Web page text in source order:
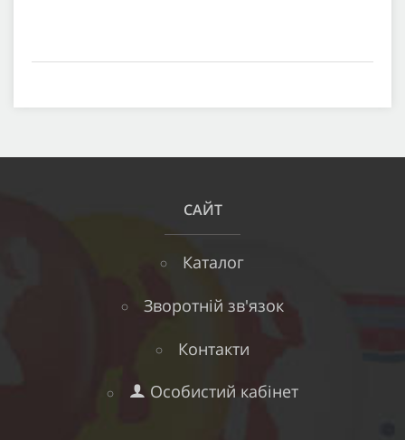
САЙТ
Каталог
Зворотній зв'язок
Контакти
Особистий кабінет